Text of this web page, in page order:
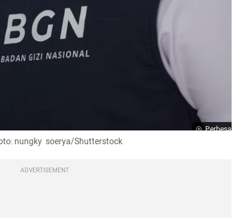
Perbesar
nungky  soerya/Shutterstock
ADVERTISEMENT